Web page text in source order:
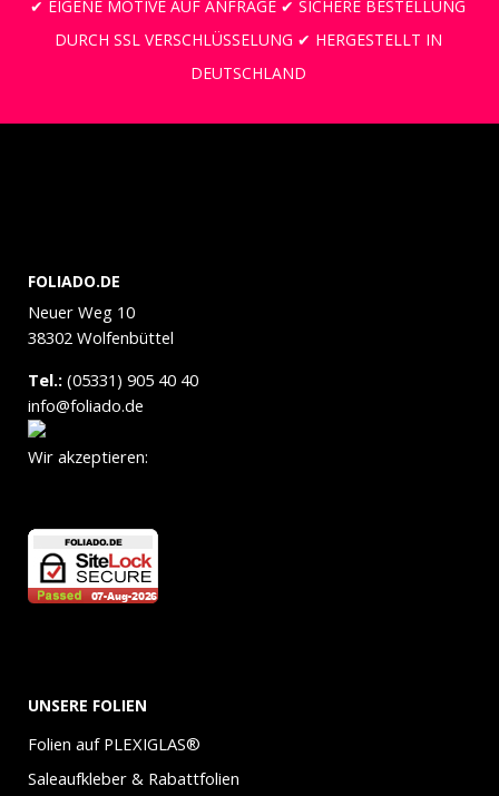
✔ EIGENE MOTIVE AUF ANFRAGE ✔ SICHERE BESTELLUNG
DURCH SSL VERSCHLÜSSELUNG ✔ HERGESTELLT IN
DEUTSCHLAND
FOLIADO.DE
Neuer Weg 10
38302 Wolfenbüttel
Tel.: (05331) 905 40 40
info@foliado.de
Wir akzeptieren:
UNSERE FOLIEN
Folien auf PLEXIGLAS®
Saleaufkleber & Rabattfolien